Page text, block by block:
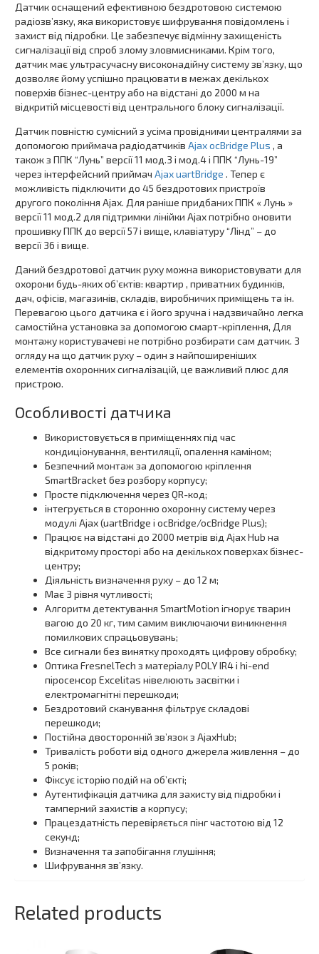
Датчик оснащений ефективною бездротовою системою
радіозв’язку, яка використовує шифрування повідомлень і
захист від підробки. Це забезпечує відмінну захищеність
сигналізації від спроб злому зловмисниками. Крім того,
датчик має ультрасучасну високонадійну систему зв’язку, що
дозволяє йому успішно працювати в межах декількох
поверхів бізнес-центру або на відстані до 2000 м на
відкритій місцевості від центрального блоку сигналізації.
Датчик повністю сумісний з усіма провідними централями за
допомогою приймача радіодатчиків Ajax ocBridge Plus , а
також з ППК “Лунь” версії 11 мод.3 і мод.4 і ППК “Лунь-19”
через інтерфейсний приймач Ajax uartBridge . Тепер є
можливість підключити до 45 бездротових пристроїв
другого покоління Ajax. Для раніше придбаних ППК « Лунь »
версії 11 мод.2 для підтримки лінійки Ajax потрібно оновити
прошивку ППК до версії 57 і вище, клавіатуру “Лінд” – до
версії 36 і вище.
Даний бездротової датчик руху можна використовувати для
охорони будь-яких об’єктів: квартир , приватних будинків,
дач, офісів, магазинів, складів, виробничих приміщень та ін.
Перевагою цього датчика є і його зручна і надзвичайно легка
самостійна установка за допомогою смарт-кріплення, Для
монтажу користувачеві не потрібно розбирати сам датчик. З
огляду на що датчик руху – один з найпоширеніших
елементів охоронних сигналізацій, це важливий плюс для
пристрою.
Особливості датчика
Використовується в приміщеннях під час
кондиціонування, вентиляції, опалення каміном;
Безпечний монтаж за допомогою кріплення
SmartBracket без розбору корпусу;
Просте підключення через QR-код;
інтегрується в сторонню охоронну систему через
модулі Ajax (uartBridge і ocBridge/ocBridge Plus);
Працює на відстані до 2000 метрів від Ajax Hub на
відкритому просторі або на декількох поверхах бізнес-
центру;
Діяльність визначення руху – до 12 м;
Має 3 рівня чутливості;
Алгоритм детектування SmartMotion ігнорує тварин
вагою до 20 кг, тим самим виключаючи виникнення
помилкових спрацьовувань;
Все сигнали без винятку проходять цифрову обробку;
Оптика FresnelTech з матеріалу POLY IR4 і hi-end
піросенсор Excelitas нівелюють засвітки і
електромагнітні перешкоди;
Бездротовий сканування фільтрує складові
перешкоди;
Постійна двосторонній зв’язок з AjaxHub;
Тривалість роботи від одного джерела живлення – до
5 років;
Фіксує історію подій на об’єкті;
Аутентифікація датчика для захисту від підробки і
тамперний захистів а корпусу;
Працездатність перевіряється пінг частотою від 12
секунд;
Визначення та запобігання глушіння;
Шифрування зв’язку.
Related products